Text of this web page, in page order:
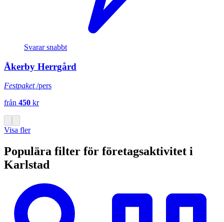
Svarar snabbt
Åkerby Herrgård
Festpaket/pers
från 450 kr
Visa fler
Populära filter för företagsaktivitet i
Karlstad